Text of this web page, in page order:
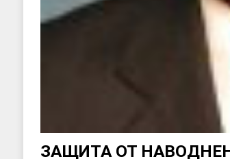
ЗАЩИТА ОТ